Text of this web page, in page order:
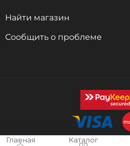
Найти магазин
Сообщить о проблеме
Главная Каталог